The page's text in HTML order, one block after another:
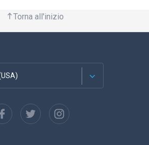
Torna all'inizio